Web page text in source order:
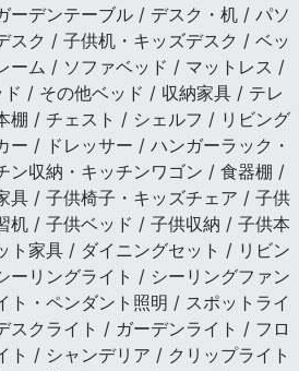
ーデンテーブル / デスク・机 / パソ
スク / 子供机・キッズデスク / ベッ
ーム / ソファベッド / マットレス /
/ その他ベッド / 収納家具 / テレ
棚 / チェスト / シェルフ / リビング
/ ドレッサー / ハンガーラック・
ン収納・キッチンワゴン / 食器棚 /
具 / 子供椅子・キッズチェア / 子供
机 / 子供ベッド / 子供収納 / 子供本
ト家具 / ダイニングセット / リビン
ーリングライト / シーリングファン
ト・ペンダント照明 / スポットライ
スクライト / ガーデンライト / フロ
ト / シャンデリア / クリップライト